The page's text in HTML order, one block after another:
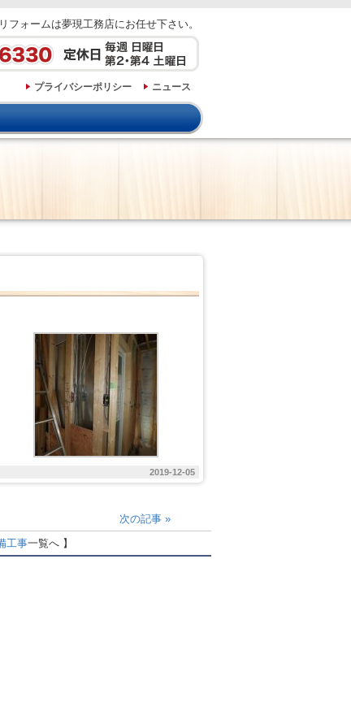
フォームは夢現工務店にお任せ下さい。
プライバシーポリシー ニュース
2019-12-05
次の記事 »
工事一覧へ 】